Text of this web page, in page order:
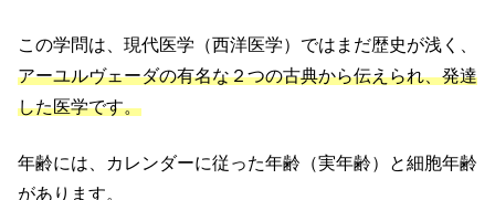
この学問は、現代医学（西洋医学）ではまだ歴史が浅く、
アーユルヴェーダの有名な２つの古典から伝えられ、発達
した医学です。
年齢には、カレンダーに従った年齢（実年齢）と細胞年齢
があります。